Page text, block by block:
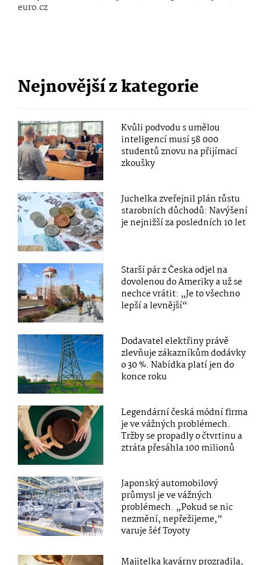
euro.cz
Nejnovější z kategorie
Kvůli podvodu s umělou
inteligencí musí 58 000
studentů znovu na přijímací
zkoušky
Juchelka zveřejnil plán růstu
starobních důchodů: Navýšení
je nejnižší za posledních 10 let
Starší pár z Česka odjel na
dovolenou do Ameriky a už se
nechce vrátit: „Je to všechno
lepší a levnější“
Dodavatel elektřiny právě
zlevňuje zákazníkům dodávky
o 30 %. Nabídka platí jen do
konce roku
Legendární česká módní firma
je ve vážných problémech.
Tržby se propadly o čtvrtinu a
ztráta přesáhla 100 milionů
Japonský automobilový
průmysl je ve vážných
problémech. „Pokud se nic
nezmění, nepřežijeme,“
varuje šéf Toyoty